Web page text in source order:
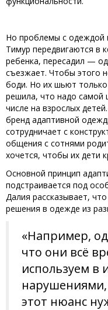
Но проблемы с одеждой
Тимур передвигаются в
ребенка, пересадил —
съезжает. Чтобы этого
боди. Но их шьют
решила, что надо самой
числе на взрослых
бренд адаптивной
сотрудничает с
общения с сотнями
хочется, чтобы их дети
Основной принцип
подстраивается под
Далия рассказывает,
решения в одежде из
«Например,
что они всё
используем в
нарушениями,
этот нюанс